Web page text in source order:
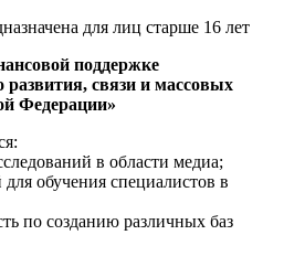
для лиц старше 16 лет
поддержке
связи и массовых
Федерации»
в области медиа;
обучения специалистов в
по созданию различных баз